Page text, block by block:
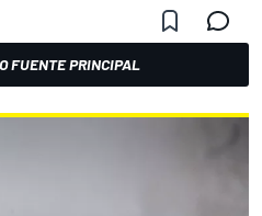
FUENTE PRINCIPAL